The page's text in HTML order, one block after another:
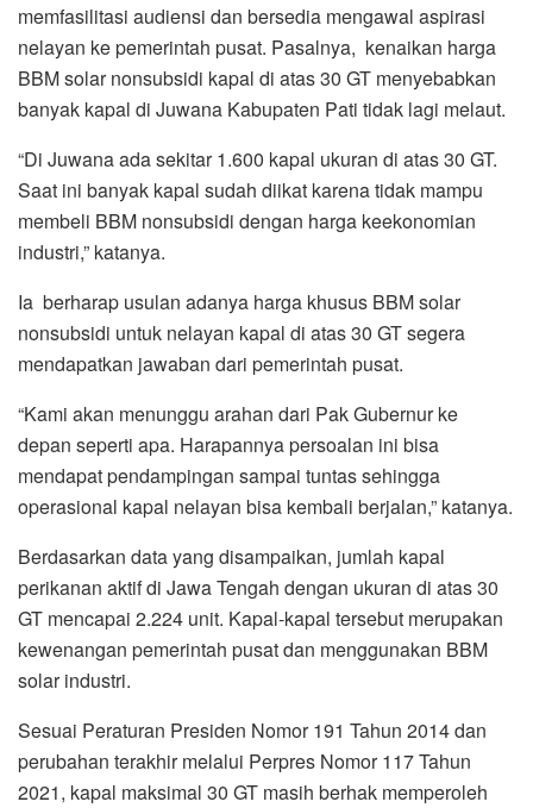
memfasilitasi audiensi dan bersedia mengawal aspirasi
nelayan ke pemerintah pusat. Pasalnya, kenaikan harga
BBM solar nonsubsidi kapal di atas 30 GT menyebabkan
banyak kapal di Juwana Kabupaten Pati tidak lagi melaut.
“Di Juwana ada sekitar 1.600 kapal ukuran di atas 30 GT.
Saat ini banyak kapal sudah diikat karena tidak mampu
membeli BBM nonsubsidi dengan harga keekonomian
industri,” katanya.
Ia berharap usulan adanya harga khusus BBM solar
nonsubsidi untuk nelayan kapal di atas 30 GT segera
mendapatkan jawaban dari pemerintah pusat.
“Kami akan menunggu arahan dari Pak Gubernur ke
depan seperti apa. Harapannya persoalan ini bisa
mendapat pendampingan sampai tuntas sehingga
operasional kapal nelayan bisa kembali berjalan,” katanya.
Berdasarkan data yang disampaikan, jumlah kapal
perikanan aktif di Jawa Tengah dengan ukuran di atas 30
GT mencapai 2.224 unit. Kapal-kapal tersebut merupakan
kewenangan pemerintah pusat dan menggunakan BBM
solar industri.
Sesuai Peraturan Presiden Nomor 191 Tahun 2014 dan
perubahan terakhir melalui Perpres Nomor 117 Tahun
2021, kapal maksimal 30 GT masih berhak memperoleh